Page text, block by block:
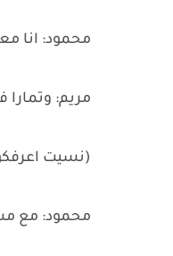
محمود: انا
مريم: وتمارا
(نسيت
محمود: مع